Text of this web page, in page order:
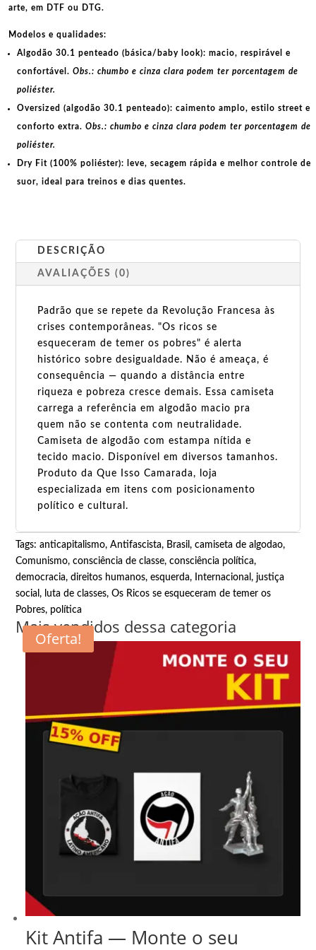
arte, em DTF ou DTG.
Modelos e qualidades:
Algodão 30.1 penteado (básica/baby look): macio, respirável e
confortável. Obs.: chumbo e cinza clara podem ter porcentagem de
poliéster.
Oversized (algodão 30.1 penteado): caimento amplo, estilo street e
conforto extra. Obs.: chumbo e cinza clara podem ter porcentagem de
poliéster.
Dry Fit (100% poliéster): leve, secagem rápida e melhor controle de
suor, ideal para treinos e dias quentes.
DESCRIÇÃO
AVALIAÇÕES (0)
Padrão que se repete da Revolução Francesa às
crises contemporâneas. "Os ricos se
esqueceram de temer os pobres" é alerta
histórico sobre desigualdade. Não é ameaça, é
consequência — quando a distância entre
riqueza e pobreza cresce demais. Essa camiseta
carrega a referência em algodão macio pra
quem não se contenta com neutralidade.
Camiseta de algodão com estampa nítida e
tecido macio. Disponível em diversos tamanhos.
Produto da Que Isso Camarada, loja
especializada em itens com posicionamento
político e cultural.
Tags:anticapitalismo,Antifascista, Brasil,camiseta de algodao,
Comunismo,consciência de classe,consciência política,
democracia,direitos humanos,esquerda, Internacional,justiça
social, luta de classes,Os Ricos se esqueceram de temer os
Pobres, política
Mais vendidos dessa categoria
Oferta!
Kit Antifa — Monte o seu